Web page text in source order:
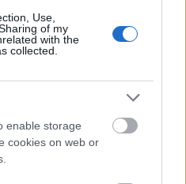
Use,
of my
with the
collected.
enable storage
cookies on web or
jó hírű református
építési szakasz indult be a
felüljárón